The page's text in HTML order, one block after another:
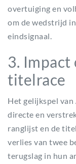
overtuiging en
om de wedstrijd
eindsignaal.
3. Impact
titelrace
Het gelijkspel
directe en
ranglijst en de
verlies van twee
terugslag in hun